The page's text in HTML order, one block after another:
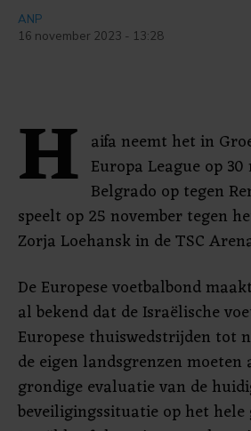
ANP
16 november 2023 - 13:28
H aifa neemt het in
Europa League op
Belgrado op tegen
speelt op 25 november tegen
Zorja Loehansk in de TSC
De Europese voetbalbond
al bekend dat de Israëlische
Europese thuiswedstrijden tot
de eigen landsgrenzen moeten
grondige evaluatie van de
beveiligingssituatie op het hele